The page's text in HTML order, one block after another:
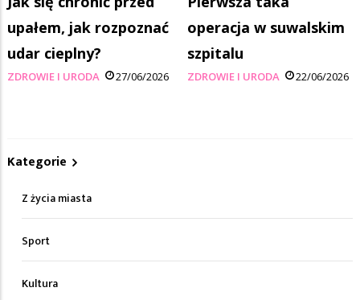
upałem, jak rozpoznać
udar cieplny?
ZDROWIE I URODA 27/06/2026
operacja w suwalskim
szpitalu
ZDROWIE I URODA 22/06/2026
Kategorie
Z życia miasta
Sport
Kultura